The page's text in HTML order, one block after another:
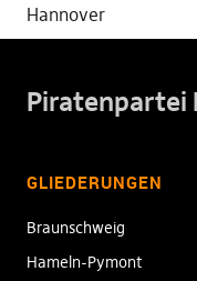
Hannover
Piratenpartei
GLIEDERUNGEN
Braunschweig
Hameln-Pymont